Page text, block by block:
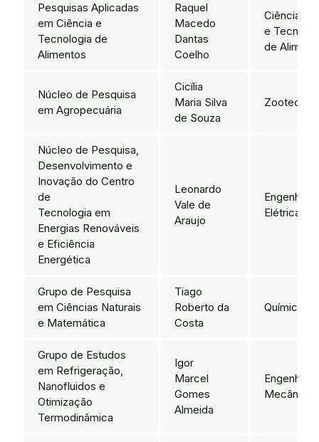
Pesquisas Aplicadas
em Ciência e
Tecnologia de
Alimentos
Raquel
Macedo
Dantas
Coelho
Ciência
e
de
Núcleo de Pesquisa
em Agropecuária
Cicília
Maria Silva
de Souza
Zootecnia
Núcleo de Pesquisa,
Desenvolvimento e
Inovação do Centro
de
Tecnologia em
Energias Renováveis
e Eficiência
Energética
Leonardo
Vale de
Araujo
Engenharia
Elétrica
Grupo de Pesquisa
em Ciências Naturais
e Matemática
Tiago
Roberto da
Costa
Química
Grupo de Estudos
em Refrigeração,
Nanofluidos e
Otimização
Termodinâmica
Igor
Marcel
Gomes
Almeida
Engenharia
Mecânica